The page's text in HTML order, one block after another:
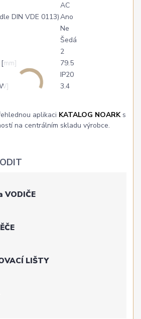
AC
DIN VDE 0113)Ano
Ne
Šedá
2
79.5
IP20
3.4
aplikaci KATALOG NOARKs
na centrálním skladu výrobce.
VODIČE
LIŠTY